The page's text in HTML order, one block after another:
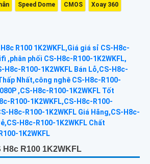
Speed Dome CMOS Xoay 360
H8c R100 1K2WKFL